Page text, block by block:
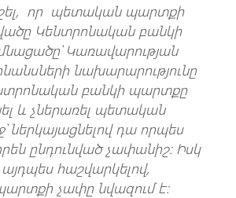
որ պետական պարտքի
Կենտրոնական բանկի
Կառավարության
նախարարությունը
բանկի պարտքը
և չներառել պետական
ներկայացնելով դա որպես
ընդունված չափանիշ։ Իսկ
հաշվարկելով,
չափը նվազում է։